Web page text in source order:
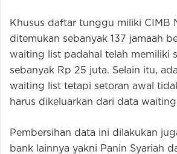
Khusus daftar tunggu miliki CIMB
ditemukan sebanyak 137 jamaah
waiting list padahal telah memiliki
sebanyak Rp 25 juta. Selain itu,
waiting list tetapi setoran awal
harus dikeluarkan dari data
Pembersihan data ini dilakukan
bank lainnya yakni Panin Syariah